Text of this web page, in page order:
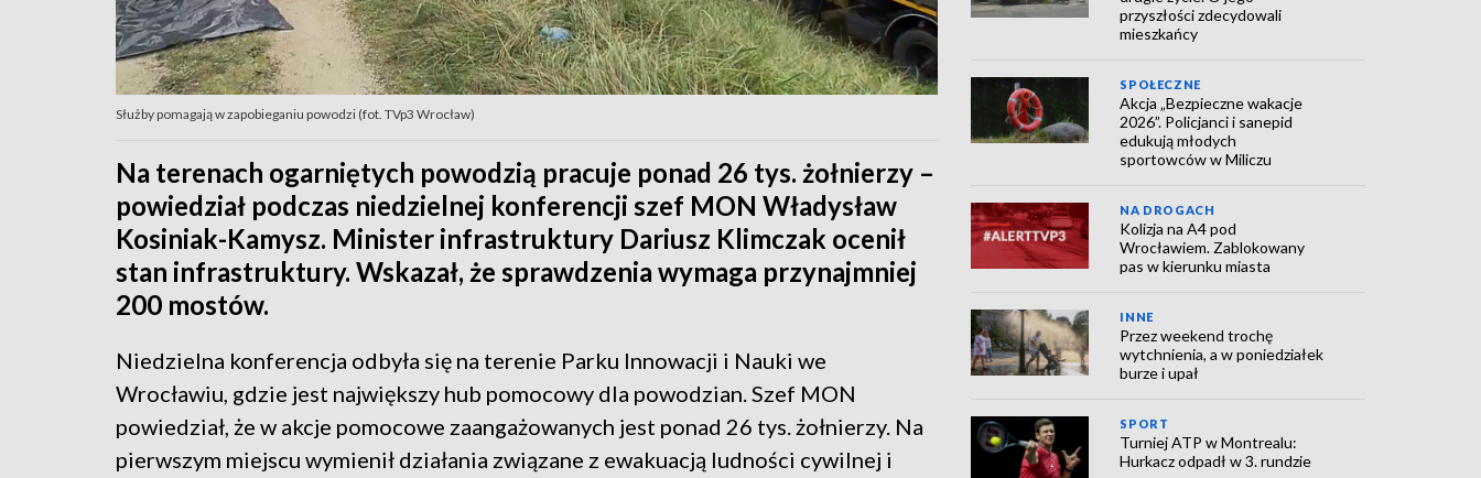
Służby pomagają w zapobieganiu powodzi (fot. TVp3 Wrocław)
Na terenach ogarniętych powodzią pracuje ponad 26 tys. żołnierzy –
powiedział podczas niedzielnej konferencji szef MON Władysław
Kosiniak-Kamysz. Minister infrastruktury Dariusz Klimczak ocenił
stan infrastruktury. Wskazał, że sprawdzenia wymaga przynajmniej
200 mostów.
Niedzielna konferencja odbyła się na terenie Parku Innowacji i Nauki we
Wrocławiu, gdzie jest największy hub pomocowy dla powodzian. Szef MON
powiedział, że w akcje pomocowe zaangażowanych jest ponad 26 tys. żołnierzy. Na
pierwszym miejscu wymienił działania związane z ewakuacją ludności cywilnej i
przyszłości zdecydowali
mieszkańcy
SPOŁECZNE
Akcja „Bezpieczne wakacje
2026”. Policjanci i sanepid
edukują młodych
sportowców w Miliczu
NA DROGACH
Kolizja na A4 pod
Wrocławiem. Zablokowany
pas w kierunku miasta
INNE
Przez weekend trochę
wytchnienia, a w poniedziałek
burze i upał
SPORT
Turniej ATP w Montrealu:
Hurkacz odpadł w 3. rundzie